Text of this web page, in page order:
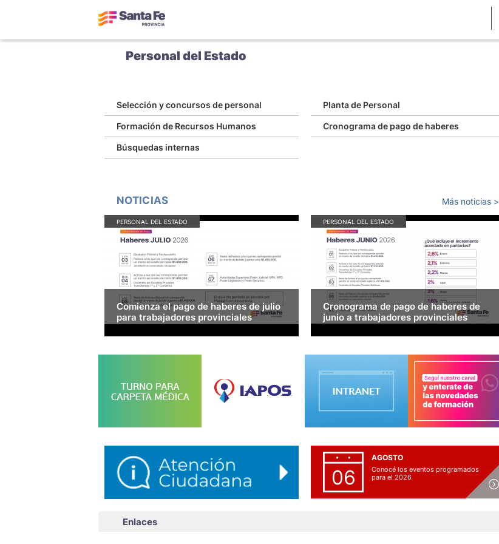
Personal del Estado
Selección y concursos de personal Planta de Personal
Formación de Recursos Humanos Cronograma de pago de haberes
Búsquedas internas
NOTICIAS Más noticias >
PERSONAL DEL ESTADO
Comienza el pago de haberes de julio
para trabajadores provinciales
PERSONAL DEL ESTADO
Cronograma de pago de haberes de
junio a trabajadores provinciales
LEER MÁS >
06
AGOSTO
Conocé los eventos programados
para el 2026
Enlaces